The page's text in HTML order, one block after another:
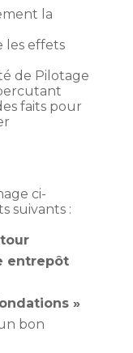
la
les effets
de Pilotage
faits pour
ci-
suivants :
entrepôt
»
bon